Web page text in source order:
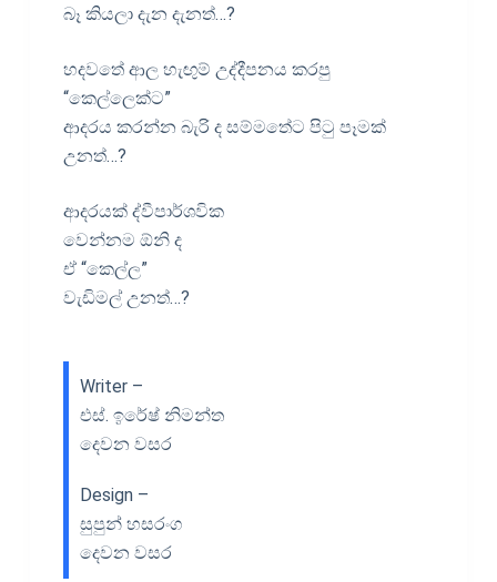
බෑ කියලා දැන දැනත්…?
හදවතේ ආල හැඟුම් උද්දීපනය කරපු
“කෙල්ලෙක්ට”
ආදරය කරන්න බැරි ද සම්මතේට පිටු පෑමක්
උනත්…?
ආදරයක් ද්වීපාර්ශවික
වෙන්නම ඕනි ද
ඒ “කෙල්ල”
වැඩිමල් උනත්…?
Writer –
එස්. ඉරේෂ් නිමන්ත
දෙවන වසර
Design –
සුපුන් හසරංග
දෙවන වසර